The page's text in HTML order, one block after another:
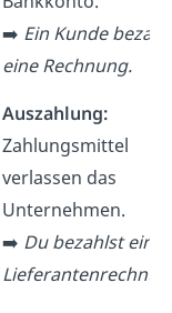
➡️ Ein Kunde
eine Rechnung.
Auszahlung:
Zahlungsmittel
verlassen das
Unternehmen.
➡️ Du bezahlst eine